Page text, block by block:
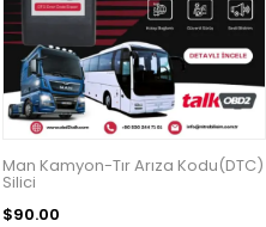
Man Kamyon-Tır Arıza Kodu(DTC)
Silici
$90.00